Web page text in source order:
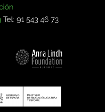
Tel: 91 543 46 73